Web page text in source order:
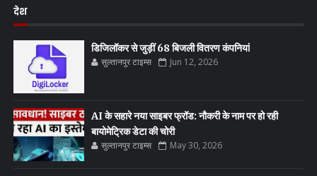
देश
डिजिलॉकर से जुड़ीं 68 बिजली वितरण कंपनियां
सुल्तानपुर टाइम्स Jun 12, 2026
AI के सहारे नया साइबर फ्रॉड: नौकरी के नाम पर हो रही
बायोमेट्रिक डेटा की चोरी
सुल्तानपुर टाइम्स May 30, 2026